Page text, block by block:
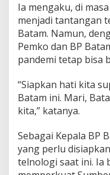
k
o
l
a
b
o
a
s
e
n
g
a
Ia mengaku, di
menjadi tantangan
Batam. Namun,
Pemko dan BP
pandemi tetap bisa
“Siapkan hati kita
Batam ini. Mari,
kita,” katanya.
Sebagai Kepala BP
yang perlu
telnologi saat ini. Ia